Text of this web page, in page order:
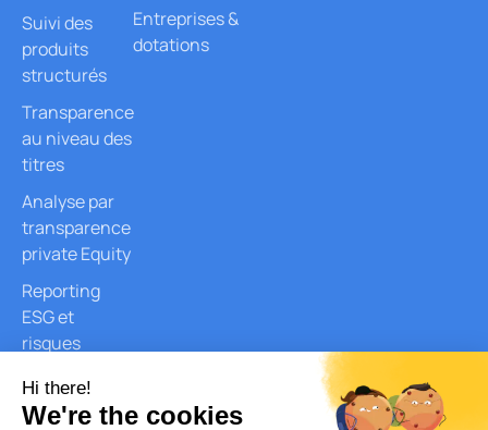
Suivi des
produits
structurés
Transparence
au niveau des
titres
Analyse par
transparence
private Equity
Reporting
ESG et
risques
Génération
de
Entreprises &
dotations